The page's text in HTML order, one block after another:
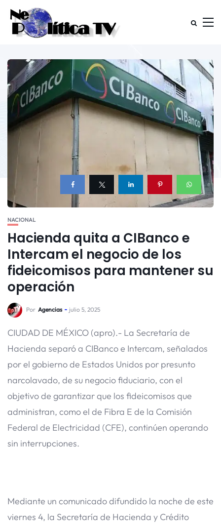
NACIONAL
Hacienda quita a CIBanco e
Intercam el negocio de los
fideicomisos para mantener su
operación
Por Agencias julio 5, 2025
CIUDAD DE MÉXICO (apro).- La Secretaría de
Hacienda separó a CIBanco e Intercam, señalados
por el gobierno de Estados Unidos por presunto
narcolavado, de su negocio fiduciario, con el
objetivo de garantizar que los fideicomisos que
administran, como el de Fibra E de la Comisión
Federal de Electricidad (CFE), continúen operando
sin interrupciones.
Mediante un comunicado difundido la noche de este
viernes 4, la Secretaría de Hacienda y Crédito